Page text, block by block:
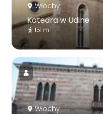
Włochy
Katedra w Udine
151 m
Włochy